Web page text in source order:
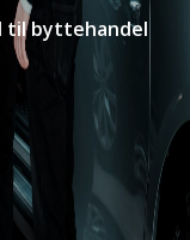
til byttehandel